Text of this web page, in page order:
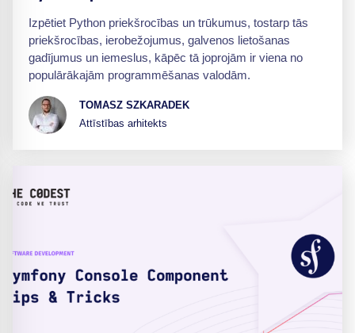
Izpētiet Python priekšrocības un trūkumus, tostarp tās
priekšrocības, ierobežojumus, galvenos lietošanas
gadījumus un iemeslus, kāpēc tā joprojām ir viena no
populārākajām programmēšanas valodām.
TOMASZ SZKARADEK
Attīstības arhitekts